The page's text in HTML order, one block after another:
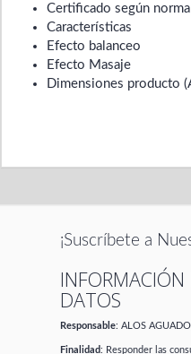
Certificado según
Características
Efecto balanceo
Efecto Masaje
Dimensiones producto
¡Suscríbete a
INFORMACIÓN
DATOS
Responsable: ALOS
Finalidad: Responder las